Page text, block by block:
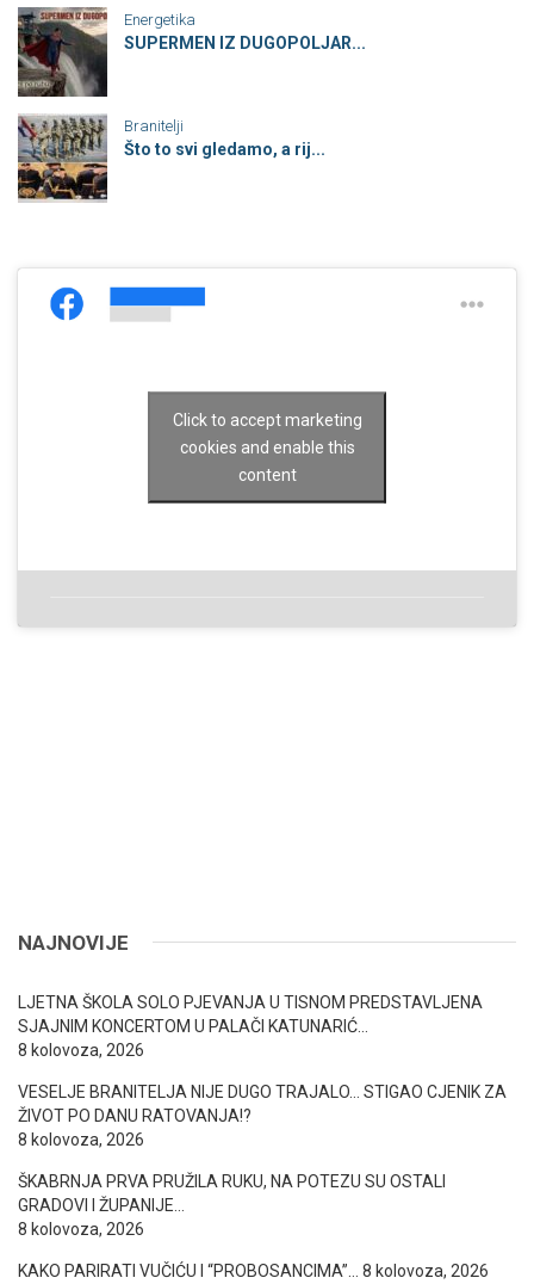
Energetika
SUPERMEN IZ DUGOPOLJAR...
Branitelji
Što to svi gledamo, a rij...
Click to accept marketing
cookies and enable this
content
NAJNOVIJE
LJETNA ŠKOLA SOLO PJEVANJA U TISNOM PREDSTAVLJENA
SJAJNIM KONCERTOM U PALAČI KATUNARIĆ…
8 kolovoza, 2026
VESELJE BRANITELJA NIJE DUGO TRAJALO… STIGAO CJENIK ZA
ŽIVOT PO DANU RATOVANJA!?
8 kolovoza, 2026
ŠKABRNJA PRVA PRUŽILA RUKU, NA POTEZU SU OSTALI
GRADOVI I ŽUPANIJE…
8 kolovoza, 2026
KAKO PARIRATI VUČIĆU I “PROBOSANCIMA”… 8 kolovoza, 2026